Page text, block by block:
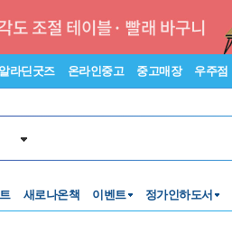
알라딘굿즈 온라인중고 중고매장 우주점
새로나온책 이벤트 정가인하도서